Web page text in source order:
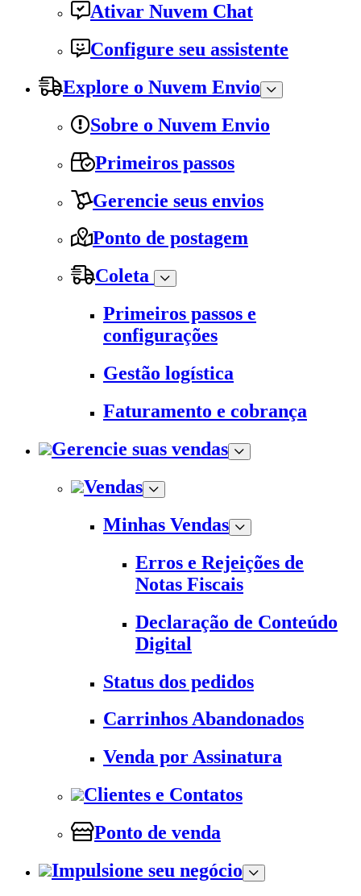
Ativar Nuvem Chat
Configure seu assistente
Explore o Nuvem Envio
Sobre o Nuvem Envio
Primeiros passos
Gerencie seus envios
Ponto de postagem
Coleta
Primeiros passos e
configurações
Gestão logística
Faturamento e cobrança
Gerencie suas vendas
Vendas
Minhas Vendas
Erros e Rejeições de
Notas Fiscais
Declaração de Conteúdo
Digital
Status dos pedidos
Carrinhos Abandonados
Venda por Assinatura
Clientes e Contatos
Ponto de venda
Impulsione seu negócio